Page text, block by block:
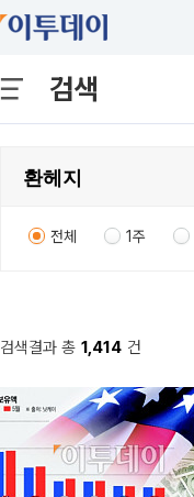
검색
전체 1주
검색결과 총 1,414 건